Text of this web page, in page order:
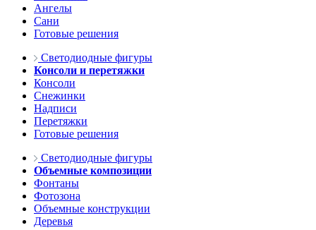
Ангелы
Сани
Готовые решения
Светодиодные фигуры
Консоли и перетяжки
Консоли
Снежинки
Надписи
Перетяжки
Готовые решения
Светодиодные фигуры
Объемные композиции
Фонтаны
Фотозона
Объемные конструкции
Деревья